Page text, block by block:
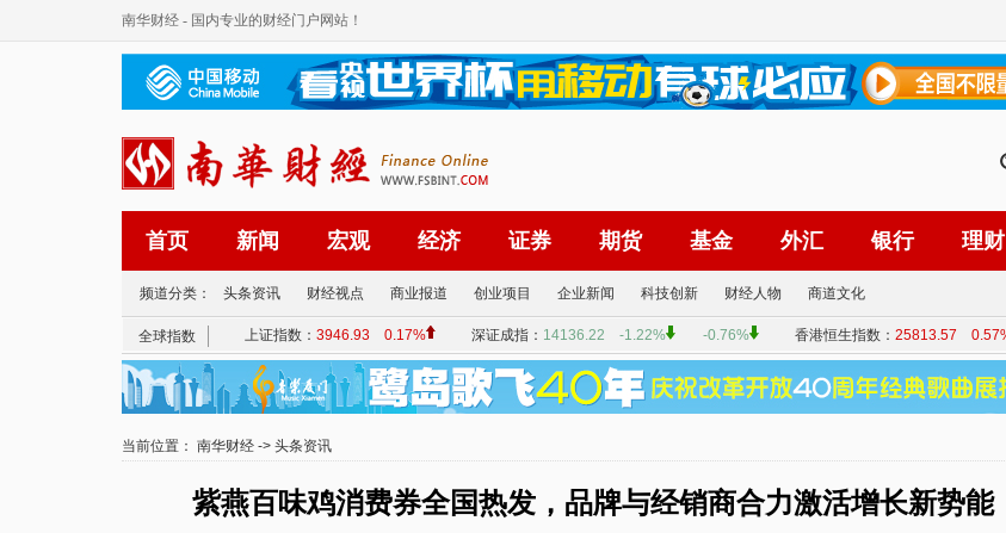
南华财经 - 国内专业的财经门户网站！
首页 新闻 宏观 经济 证券 期货 基金 外汇 银行 理财
频道分类： 头条资讯 财经视点 商业报道 创业项目 企业新闻 科技创新 财经人物 商道文化
当前位置： 南华财经 -> 头条资讯
紫燕百味鸡消费券全国热发，品牌与经销商合力激活增长新势能